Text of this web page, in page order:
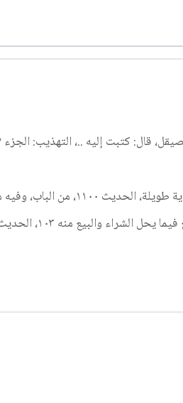
الجزء ٧، باب الغرر والمجازفة، الحديث ٥٩٦.